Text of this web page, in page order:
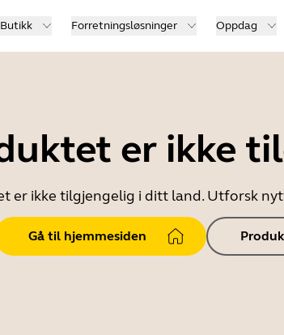
Butikk Forretningsløsninger Oppdag
er ikke
er ikke tilgjengelig i ditt land. Utforsk
Gå til hjemmesiden